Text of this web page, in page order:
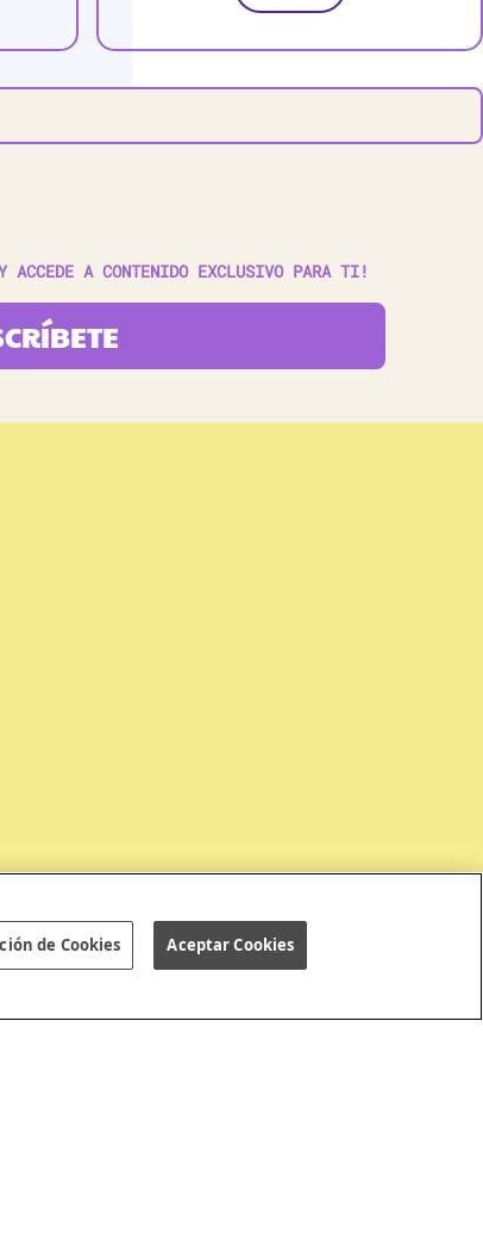
ACCEDE A CONTENIDO EXCLUSIVO PARA TI!
de Cookies Aceptar Cookies